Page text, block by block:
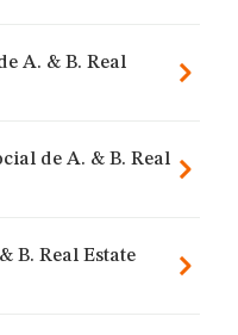
A. & B. Real
de A. & B. Real
B. Real Estate